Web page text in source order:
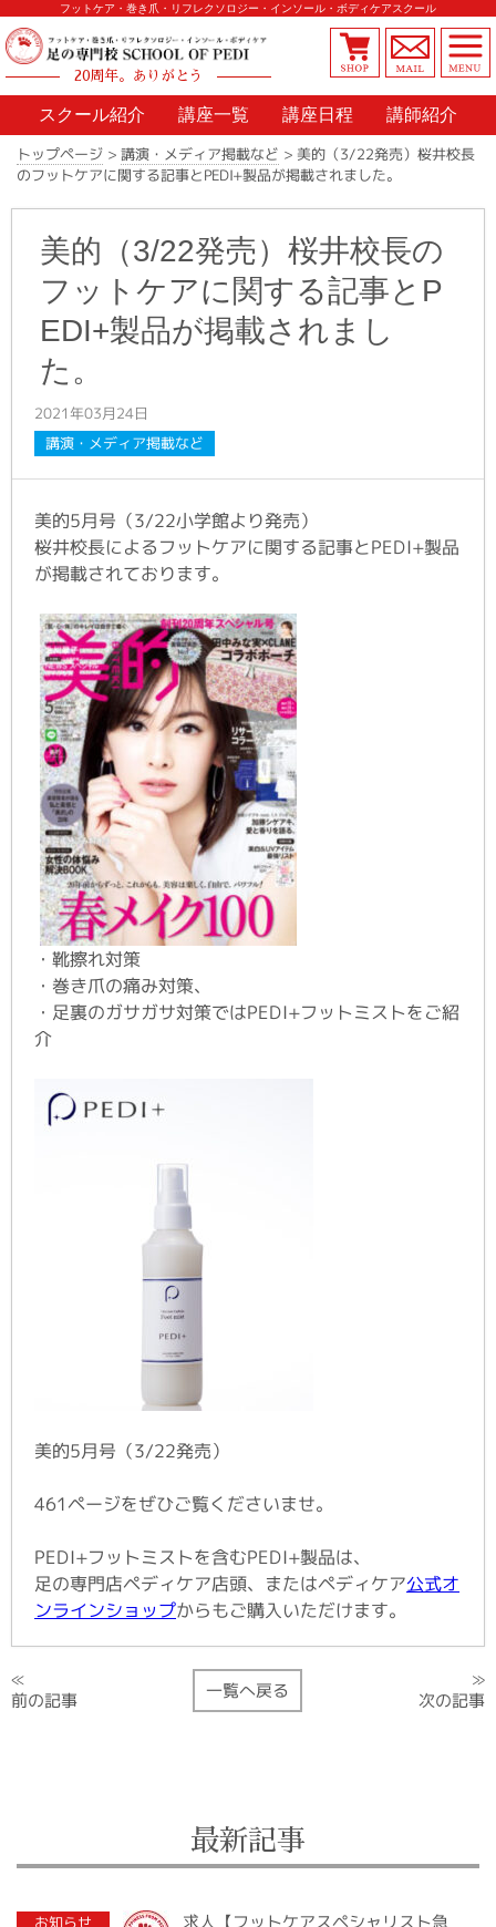
フットケア・巻き爪・リフレクソロジー・インソール・ボディケアスクール
20周年。ありがとう
スクール紹介 講座一覧 講座日程 講師紹介
トップページ> 講演・メディア掲載など > 美的（3/22発売）桜井校長
のフットケアに関する記事とPEDI+製品が掲載されました。
美的（3/22発売）桜井校長の
フットケアに関する記事とP
EDI+製品が掲載されまし
た。
2021年03月24日
講演・メディア掲載など
美的5月号（3/22小学館より発売）
桜井校長によるフットケアに関する記事とPEDI+製品
が掲載されております。
・靴擦れ対策
・巻き爪の痛み対策、
・足裏のガサガサ対策ではPEDI+フットミストをご紹
介
美的5月号（3/22発売）
461ページをぜひご覧くださいませ。
PEDI+フットミストを含むPEDI+製品は、
足の専門店ペディケア店頭、またはペディケア公式オ
ンラインショップからもご購入いただけます。
≪
前の記事 一覧へ戻る
≫
次の記事
最新記事
2020.07.10
お知らせ 求人【フットケアスペシャリスト急